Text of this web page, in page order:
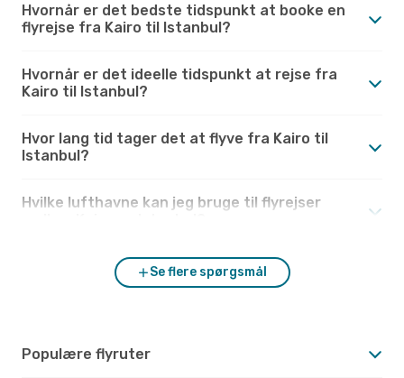
Hvornår er det bedste tidspunkt at booke en
flyrejse fra Kairo til Istanbul?
Hvornår er det ideelle tidspunkt at rejse fra
Kairo til Istanbul?
Hvor lang tid tager det at flyve fra Kairo til
Istanbul?
Hvilke lufthavne kan jeg bruge til flyrejser
Se flere spørgsmål
Populære flyruter